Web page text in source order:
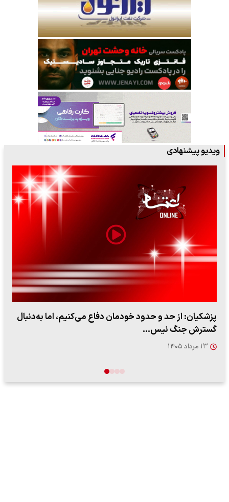
ویدیو پیشنهادی
ببینید| سخنگوی سپاه: بازگشایی تنگه هرمز منوط به پذیرش
شروط ایران از…
۱۷ مرداد ۱۴۰۵